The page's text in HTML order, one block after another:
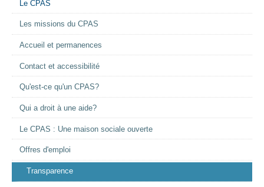
LE CPAS
ACTION SOCIALE
EMPLOI
AIDE ALIMENTAIRE
SENIORS
Le CPAS
Les missions du CPAS
Accueil et permanences
Contact et accessibilité
Qu'est-ce qu'un CPAS?
Qui a droit à une aide?
Le CPAS : Une maison sociale ouverte
Offres d'emploi
Transparence